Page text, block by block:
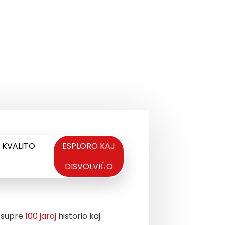
markita de la
supre.
KVALITO
ESPLORO KAJ
DISVOLVIĜO
100 jaroj historio kaj